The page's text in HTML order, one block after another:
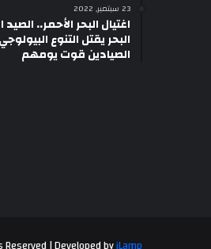
23 سبتمبر, 2022
اغتيال البحر الأحمر.. الصيد
البحر يقتل التنوع
الصيادين قوت يومهم